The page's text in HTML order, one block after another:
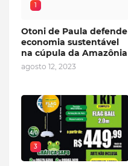
1
Otoni de Paula defende
economia sustentável
na cúpula da Amazônia
agosto 12, 2023
3